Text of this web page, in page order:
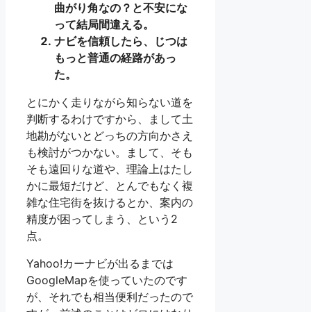
曲がり角なの？と不安にな
って結局間違える。
ナビを信頼したら、じつは
もっと普通の経路があっ
た。
とにかく走りながら知らない道を
判断するわけですから、まして土
地勘がないとどっちの方向かさえ
も検討がつかない。まして、そも
そも遠回りな道や、理論上はたし
かに最短だけど、とんでもなく複
雑な住宅街を抜けるとか、案内の
精度が困ってしまう、という2
点。
Yahoo!カーナビが出るまでは
GoogleMapを使っていたのです
が、それでも相当便利だったので